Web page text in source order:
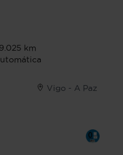
km
Vigo - A Paz